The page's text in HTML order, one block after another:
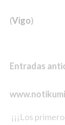
(Vigo)
Entradas
¡¡¡Los